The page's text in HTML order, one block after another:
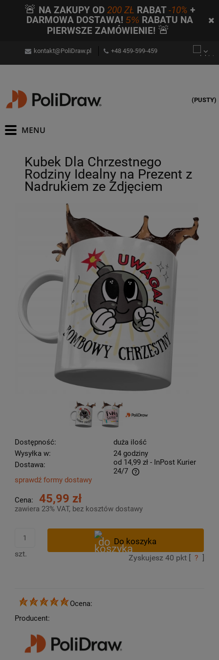
🚨 NA ZAKUPY OD200 ZŁ RABAT-10% +
DARMOWA DOSTAWA! 5% RABATU NA
PIERWSZE ZAMÓWIENIE! 🚨
kontakt@PoliDraw.pl +48 459-599-459
(PUSTY)
Kubek Dla Chrzestnego
Rodziny Idealny na Prezent z
Nadrukiem ze Zdjęciem
Dostępność:
duża ilość
Wysyłka w:
24 godziny
Dostawa:
od 14,99 zł - InPost Kurier
24/7
Cena nie zawiera ewentualnych kosztów płatności
sprawdź formy dostawy
Cena: 45,99 zł
zawiera 23% VAT, bez kosztów dostawy
szt. Zyskujesz 40 pkt [ ? ]
Ocena:
Producent: